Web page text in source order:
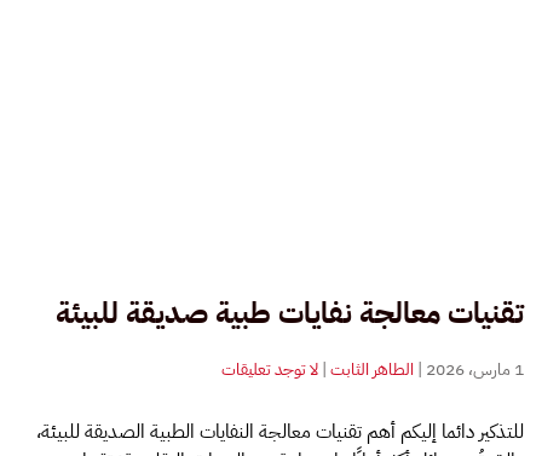
تقنيات معالجة نفايات طبية صديقة للبيئة
1 مارس، 2026 | الطاهر الثابت|لا توجد تعليقات
نفايات
للتذكير دائما إليكم أهم تقنيات معالجة النفايات الطبية الصديقة للبيئة،